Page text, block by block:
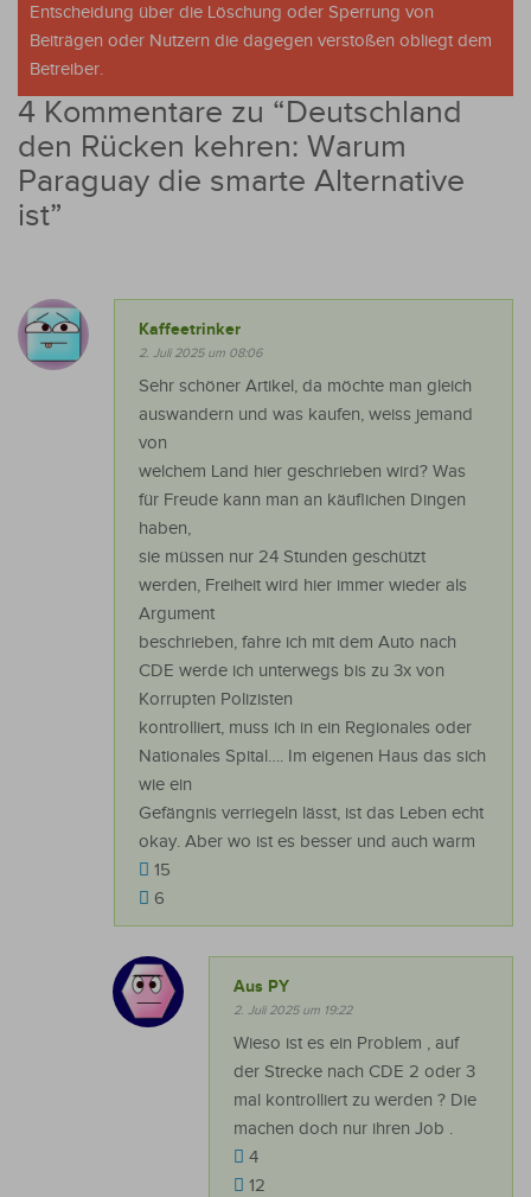
Entscheidung über die Löschung oder Sperrung von
Beiträgen oder Nutzern die dagegen verstoßen obliegt dem
Betreiber.
4 Kommentare zu “Deutschland
den Rücken kehren: Warum
Paraguay die smarte Alternative
ist”
Kaffeetrinker
2. Juli 2025 um 08:06
Sehr schöner Artikel, da möchte man gleich
auswandern und was kaufen, weiss jemand
von
welchem Land hier geschrieben wird? Was
für Freude kann man an käuflichen Dingen
haben,
sie müssen nur 24 Stunden geschützt
werden, Freiheit wird hier immer wieder als
Argument
beschrieben, fahre ich mit dem Auto nach
CDE werde ich unterwegs bis zu 3x von
Korrupten Polizisten
kontrolliert, muss ich in ein Regionales oder
Nationales Spital…. Im eigenen Haus das sich
wie ein
Gefängnis verriegeln lässt, ist das Leben echt
okay. Aber wo ist es besser und auch warm
15
6
Aus PY
2. Juli 2025 um 19:22
Wieso ist es ein Problem , auf
der Strecke nach CDE 2 oder 3
mal kontrolliert zu werden ? Die
machen doch nur ihren Job .
4
12